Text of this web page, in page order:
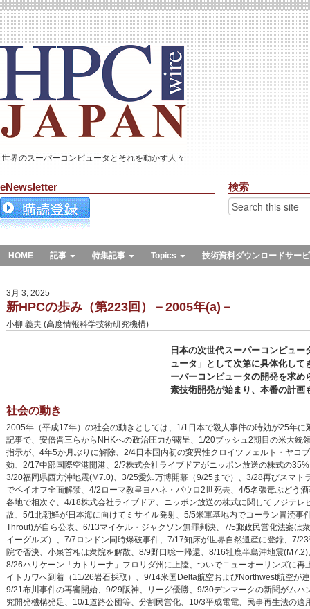
世界のスーパーコンピュータとそれを動かす人々
eNewsletter 検索
HOME 記事 特集記事 Topics 技術資料ダウンロードサー
3月 3, 2025
新HPCの歩み（第223回）－2005年(a)－
小柳 義夫 (高度情報科学技術研究機構)
日本の次世代スーパーコンピュ
ュータ」として次第に具体化し
ーパーコンピュータの開発を求
素技術開発が始まり、本番の計画
社会の動き
2005年（平成17年）の社会の動きとしては、1/1日本で殺人事件の時効が25年
記事で、安倍晋三らからNHKへの政治圧力が露呈、1/20ブッシュ2期目の米大
指示が、4年5か月ぶりに解除、2/4日本国内初の変異性クロイツフェルト・ヤ
効、2/17中部国際空港開港、2/?株式会社ライブドアがニッポン放送の株式の
3/20福岡県西方沖地震(M7.0)、3/25愛知万博開幕（9/25まで）、3/28再びスマ
でペイオフ全面解禁、4/2ローマ教皇ヨハネ・パウロ2世死去、4/5名張毒ぶどう
各地で相次ぐ、4/18株式会社ライブドア、ニッポン放送の株式に関してフジテ
故、5/1北朝鮮が日本海に向けてミサイル発射、5/5米軍基地内でコーラン冒涜
Throut)が自ら公表、6/13マイケル・ジャクソン無罪判決、7/5郵政民営化法案
イーグルズ）、7/7ロンドン同時爆破事件、7/17知床が世界自然遺産に登録、7/
院で否決、小泉首相は衆院を解散、8/9野口聡一帰還、8/16牡鹿半島沖地震
8/26ハリケーン「カトリーナ」フロリダ州に上陸、ついでニューオーリンズに
イトカワへ到着（11/26岩石採取）、9/14米国Delta航空およびNorthwest航空が
9/21布川事件の再審開始、9/29阪神、リーグ優勝、9/30デンマークの新聞がム
究開発機構発足、10/1道路公団等、分割民営化、10/3平成電電、民事再生法の